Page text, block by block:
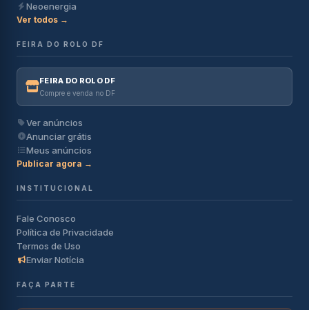
Neoenergia
Ver todos →
FEIRA DO ROLO DF
FEIRA DO ROLO DF
Compre e venda no DF
Ver anúncios
Anunciar grátis
Meus anúncios
Publicar agora →
INSTITUCIONAL
Fale Conosco
Política de Privacidade
Termos de Uso
Enviar Notícia
FAÇA PARTE